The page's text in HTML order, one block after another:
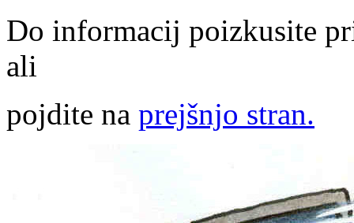
Do informacij poizkusite
ali
pojdite na prejšnjo stran.